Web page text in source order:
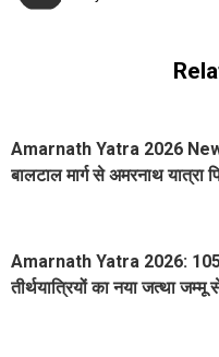
Amarnath Yatra 2026
बालटाल मार्ग से अमरनाथ यात्रा
Amarnath Yatra 2026:
तीर्थयात्रियों का नया जत्था जम्मू